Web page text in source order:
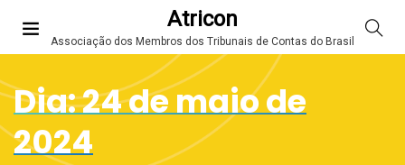
Atricon
Associação dos Membros dos Tribunais de Contas do Brasil
Dia:24 de maio de
2024